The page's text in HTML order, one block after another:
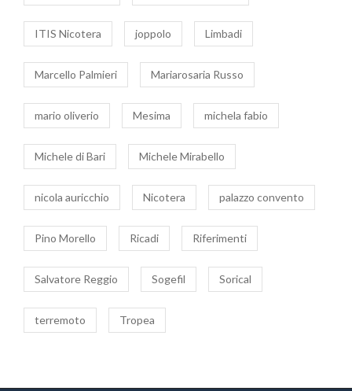
ITIS Nicotera joppolo Limbadi
Marcello Palmieri Mariarosaria Russo
mario oliverio Mesima michela fabio
Michele di Bari Michele Mirabello
nicola auricchio Nicotera palazzo convento
Pino Morello Ricadi Riferimenti
Salvatore Reggio Sogefil Sorical
terremoto Tropea